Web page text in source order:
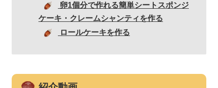
卵1個分で作れる簡単シートスポンジ
ケーキ・クレームシャンティを作る
ロールケーキを作る